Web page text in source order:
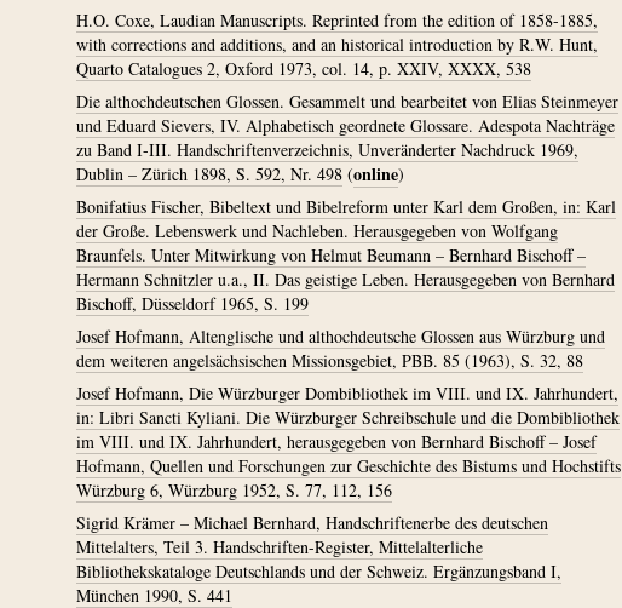
H.O. Coxe, Laudian Manuscripts. Reprinted from the edition of 1858-1885,
with corrections and additions, and an historical introduction by R.W. Hunt,
Quarto Catalogues 2, Oxford 1973, col. 14, p. XXIV, XXXX, 538
Die althochdeutschen Glossen. Gesammelt und bearbeitet von Elias Steinmeyer
und Eduard Sievers, IV. Alphabetisch geordnete Glossare. Adespota Nachträge
zu Band I-III. Handschriftenverzeichnis, Unveränderter Nachdruck 1969,
Dublin – Zürich 1898, S. 592, Nr. 498 (online)
Bonifatius Fischer, Bibeltext und Bibelreform unter Karl dem Großen, in: Karl
der Große. Lebenswerk und Nachleben. Herausgegeben von Wolfgang
Braunfels. Unter Mitwirkung von Helmut Beumann – Bernhard Bischoff –
Hermann Schnitzler u.a., II. Das geistige Leben. Herausgegeben von Bernhard
Bischoff, Düsseldorf 1965, S. 199
Josef Hofmann, Altenglische und althochdeutsche Glossen aus Würzburg und
dem weiteren angelsächsischen Missionsgebiet, PBB. 85 (1963), S. 32, 88
Josef Hofmann, Die Würzburger Dombibliothek im VIII. und IX. Jahrhundert,
in: Libri Sancti Kyliani. Die Würzburger Schreibschule und die Dombibliothek
im VIII. und IX. Jahrhundert, herausgegeben von Bernhard Bischoff – Josef
Hofmann, Quellen und Forschungen zur Geschichte des Bistums und Hochstifts
Würzburg 6, Würzburg 1952, S. 77, 112, 156
Sigrid Krämer – Michael Bernhard, Handschriftenerbe des deutschen
Mittelalters, Teil 3. Handschriften-Register, Mittelalterliche
Bibliothekskataloge Deutschlands und der Schweiz. Ergänzungsband I,
München 1990, S. 441